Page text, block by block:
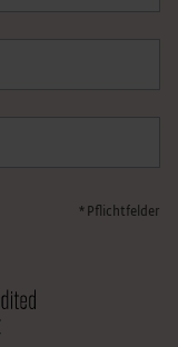
* Pflichtfelder